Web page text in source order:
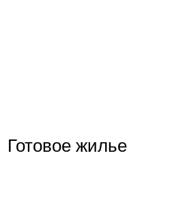
Готовое жилье